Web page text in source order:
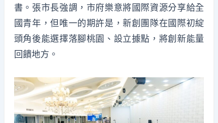
書。張市長強調，市府樂意將國際資源分享給全
國青年，但唯一的期許是，新創團隊在國際初綻
頭角後能選擇落腳桃園、設立據點，將創新能量
回饋地方。